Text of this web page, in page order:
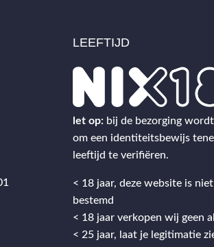
LEEFTIJD
let op: bij de bezorging
om een identiteitsbewijs
leeftijd te verifiëren.
< 18 jaar, deze website is
bestemd
< 18 jaar verkopen wij geen
< 25 jaar, laat je legitimatie